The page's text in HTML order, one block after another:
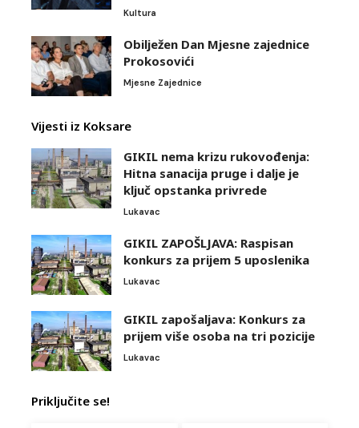
Kultura
Obilježen Dan Mjesne zajednice
Prokosovići
Mjesne Zajednice
Vijesti iz Koksare
GIKIL nema krizu rukovođenja:
Hitna sanacija pruge i dalje je
ključ opstanka privrede
Lukavac
GIKIL ZAPOŠLJAVA: Raspisan
konkurs za prijem 5 uposlenika
Lukavac
GIKIL zapošaljava: Konkurs za
prijem više osoba na tri pozicije
Lukavac
Priključite se!